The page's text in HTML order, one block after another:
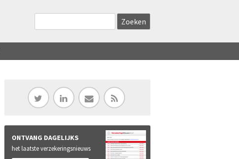
ONTVANG DAGELIJKS
het laatste verzekeringsnieuws